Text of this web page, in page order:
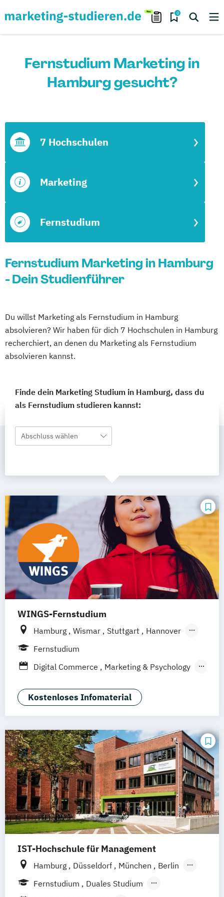
0
Fernstudium Marketing in
Hamburg gesucht?
Fernstudium
Marketing
7 Hochschulen
Fernstudium Marketing in Hamburg
- Dein Studienführer
Du willst Marketing als Fernstudium in Hamburg
absolvieren? Wir haben für dich 7 Hochschulen in Hamburg
recherchiert, an denen du Marketing als Fernstudium
absolvieren kannst.
Finde dein Marketing Studium in Hamburg, dass du
als Fernstudium studieren kannst:
Abschluss wählen
WINGS-Fernstudium
Hamburg Wismar Stuttgart
Hannover
Leipzig
Frankfurt am Main
Nürnberg
Fernstudium
Digital Commerce
Marketing & Psychology
Wirtschaftspsychologie
Kostenloses Infomaterial
IST-Hochschule für Management
Hamburg Düsseldorf München
Berlin
Weil am Rhein
Frankfurt am Main
Fernstudium
Duales Studium